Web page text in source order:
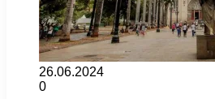
26.06.2024
0